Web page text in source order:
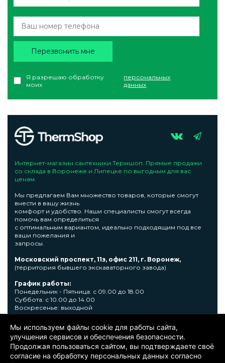
Я разрешаю обработку
моих
персональных
данных
Перезвонить мне
Интернет-магазин сантехники Термшоп. Прямые продажи
со склада в Воронеже и Липецке по выгодным для вас
ценам.
Мы предлагаем Вам множество товаров, которые смогут
внести в вашу жизнь
комфорт и удобство. Наши специалисты смогут всегда
помочь вам определиться
с оптимальным вариантом, идеально подходящим под все
ваши пожелания и
запросы.
Московский проспект, 11з, офис 211, г. Воронеж,
(территория бывшего экскаваторного завода)
График работы:
Понедельник - Пятница: с 09.00 до 18.00
Суббота: с 10.00 до 14.00
Воскресенье: выходной
Узнать подробную информациювы сможете по телефону +7
473 300-31-39 или E-mail: sale@thermshop.ru
© 2024. ООО «Термшоп». Все права защищены. Политика
конфиденциальности. Информация представленная на сайте не
Мы используем файлы cookie для работы сайта,
улучшения сервисов и обеспечения безопасности.
Продолжая пользоваться сайтом, вы подтверждаете своё
согласие на обработку персональных данных согласно